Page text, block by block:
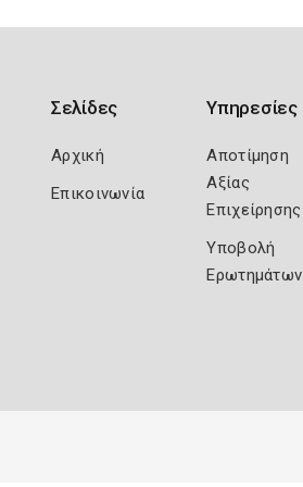
Σελίδες
Αρχική
Επικοινωνία
Υπηρεσίες
Αποτίμηση
Αξίας
Επιχείρησης
Υποβολή
Ερωτημάτων